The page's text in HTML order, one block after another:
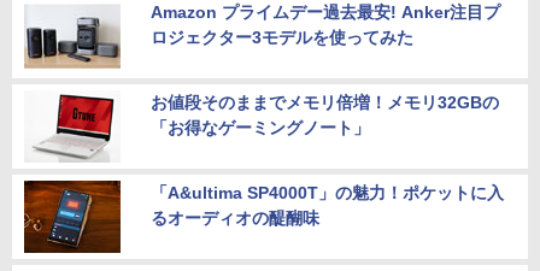
Amazon プライムデー過去最安! Anker注目プ
ロジェクター3モデルを使ってみた
お値段そのままでメモリ倍増！メモリ32GBの
「お得なゲーミングノート」
「A&ultima SP4000T」の魅力！ポケットに入
るオーディオの醍醐味